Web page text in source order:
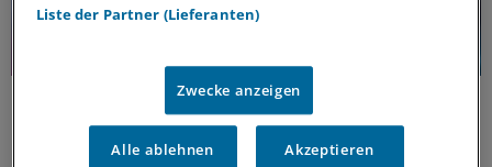
Politische Perspektive
Nationale Politik an Europas Gesundheitszielen
ausrichten
Liste der Partner (Lieferanten)
Zwecke anzeigen
Alle ablehnen Akzeptieren